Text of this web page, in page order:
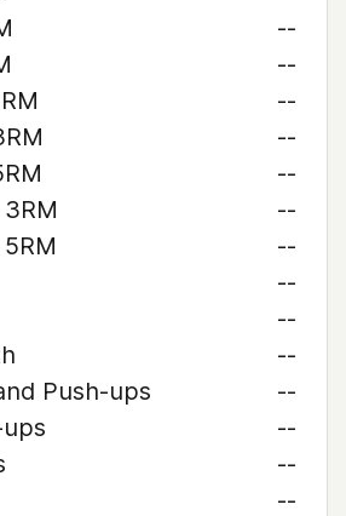
--
--
--
--
--
--
--
--
--
--
Push-ups
--
--
--
--